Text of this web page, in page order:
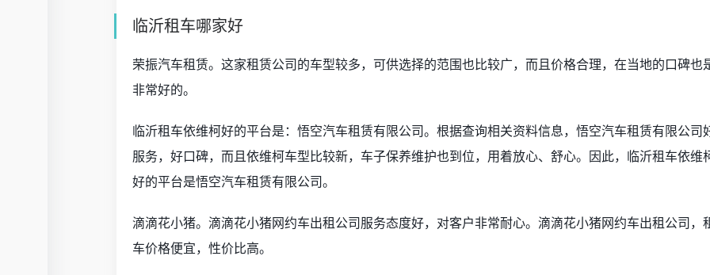
临沂租车哪家好
荣振汽车租赁。这家租赁公司的车型较多，可供选择的范围也比较广，而且价格合理，在当地的口碑也
非常好的。
临沂租车依维柯好的平台是：悟空汽车租赁有限公司。根据查询相关资料信息，悟空汽车租赁有限公司
服务，好口碑，而且依维柯车型比较新，车子保养维护也到位，用着放心、舒心。因此，临沂租车依维
好的平台是悟空汽车租赁有限公司。
滴滴花小猪。滴滴花小猪网约车出租公司服务态度好，对客户非常耐心。滴滴花小猪网约车出租公司，
车价格便宜，性价比高。